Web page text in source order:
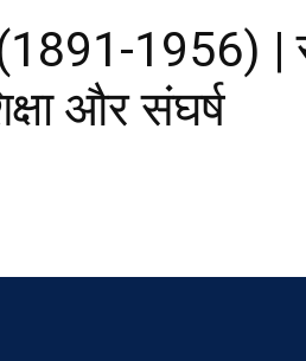
1956) |
और संघर्ष